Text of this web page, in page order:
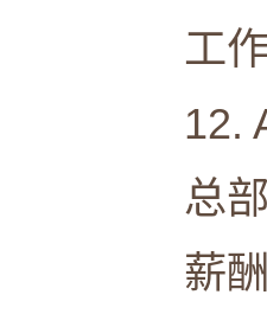
工作
12.
总部:
薪酬